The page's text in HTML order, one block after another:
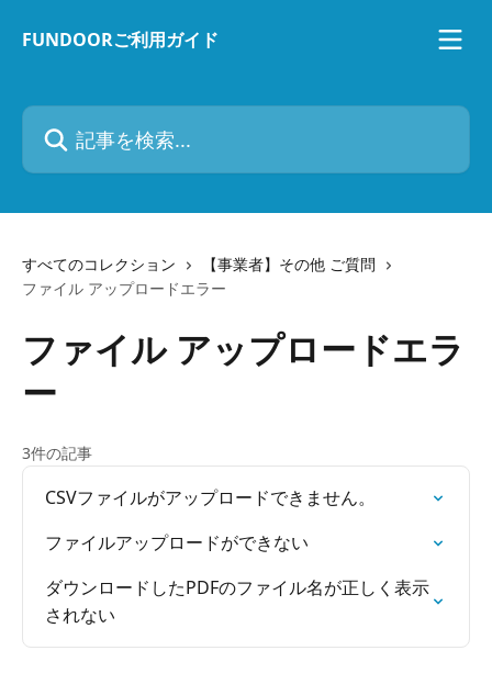
FUNDOORご利用ガイド
記事を検索...
すべてのコレクション
【事業者】その他 ご質問
ファイル アップロードエラー
ファイル アップロードエラ
ー
3件の記事
CSVファイルがアップロードできません。
ファイルアップロードができない
ダウンロードしたPDFのファイル名が正しく表示
されない